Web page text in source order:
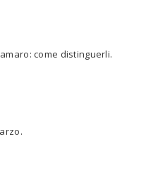
come distinguerli.